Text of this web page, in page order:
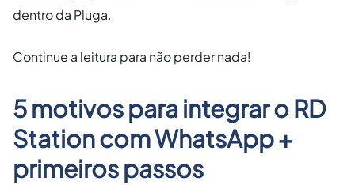
dentro da Pluga.
Continue a leitura para não perder nada!
5 motivos para integrar o RD
Station com WhatsApp +
primeiros passos